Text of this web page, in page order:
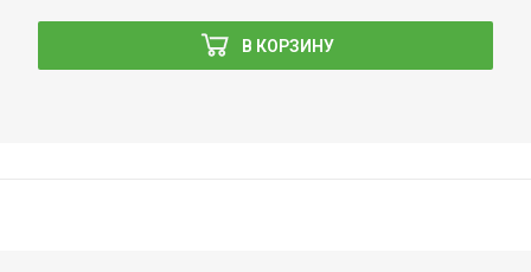
В КОРЗИНУ